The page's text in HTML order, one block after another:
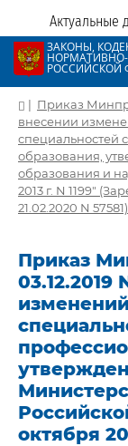
Актуальные
ЗАКОНЫ,
РОССИЙСКОЙ
| Приказ
внесении
специальностей
образования,
образования и
2013 г. N 1199"
21.02.2020 N 57581)
Приказ
03.12.2019
октября